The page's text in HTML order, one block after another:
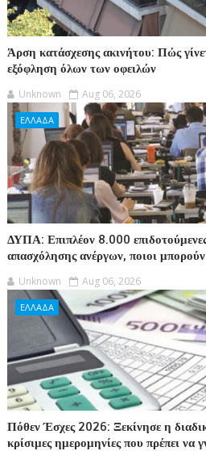
Άρση κατάσχεσης ακινήτου: Πώς
εξόφληση όλων των οφειλών
Unknown Aug 06, 2026
ΕΛΛΑΔΑ
ΔΥΠΑ: Επιπλέον 8.000
απασχόλησης ανέργων, ποιοι
Unknown Aug 06, 2026
ΕΛΛΑΔΑ
Πόθεν Έσχες 2026: Ξεκίνησε η
κρίσιμες ημερομηνίες που πρέπει να